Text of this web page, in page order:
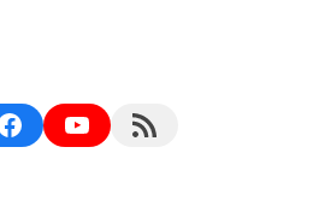
YouTubeRSS Feed